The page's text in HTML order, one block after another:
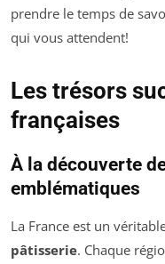
prendre le temps de
qui vous attendent!
Les trésors
françaises
À la découverte
emblématiques
La France est un
pâtisserie. Chaque